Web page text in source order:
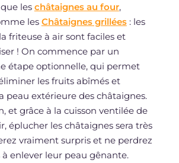
les châtaignes au four,
les Châtaignes grillées: les
friteuse à air sont faciles et
! On commence par un
étape optionnelle, qui permet
les fruits abîmés et
peau extérieure des châtaignes.
et grâce à la cuisson ventilée de
éplucher les châtaignes sera très
vraiment surpris et ne perdrez
enlever leur peau gênante.